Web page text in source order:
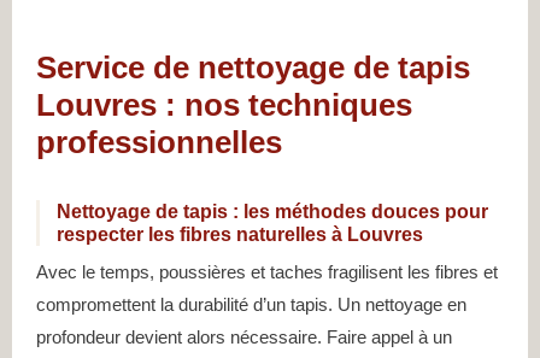
Service de nettoyage de tapis
Louvres : nos techniques
professionnelles
Nettoyage de tapis : les méthodes douces pour
respecter les fibres naturelles à Louvres
Avec le temps, poussières et taches fragilisent les fibres et
compromettent la durabilité d’un tapis. Un nettoyage en
profondeur devient alors nécessaire. Faire appel à un